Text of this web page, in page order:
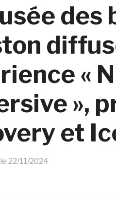
des
«
»,
et
le 22/11/2024